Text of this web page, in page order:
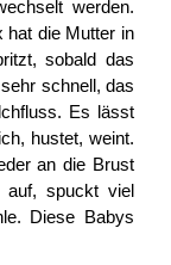
werden.
hat die Mutter in
sobald das
schnell, das
Es lässt
hustet, weint.
an die Brust
spuckt viel
Diese Babys